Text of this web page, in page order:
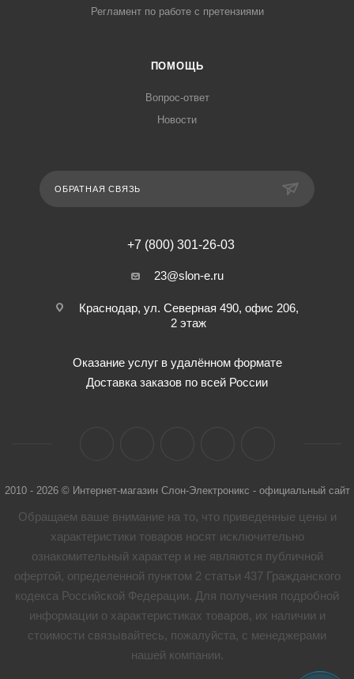
Регламент по работе с претензиями
ПОМОЩЬ
Вопрос-ответ
Новости
ОБРАТНАЯ СВЯЗЬ
+7 (800) 301-26-03
23@slon-e.ru
Краснодар, ул. Северная 490, офис 206,
2 этаж
Оказание услуг в удалённом формате
Доставка заказов по всей России
2010 - 2026 © Интернет-магазин Слон-Электроникс - официальный сайт
Обращаем ваше внимание на то, что приведенные цены и
характеристики товaров носят исключительно
ознакомительный характер и не являются публичной
офертой, определенной пунктом 2 статьи 437 Гражданского
кодекса Российской Федерации. Для получения подробной
информации о характеристиках товaров, их наличии и
стоимости связывайтесь, пожалуйста, с менеджерами
нашей компании.